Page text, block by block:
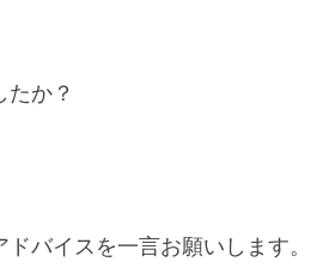
たか？
バイスを一言お願いします。